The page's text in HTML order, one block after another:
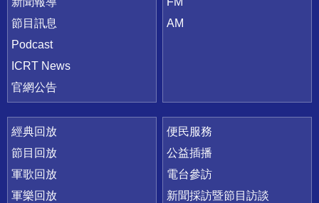
節目訊息
Podcast
ICRT News
官網公告
AM
經典回放
節目回放
軍歌回放
軍樂回放
便民服務
公益插播
電台參訪
新聞採訪暨節目訪談